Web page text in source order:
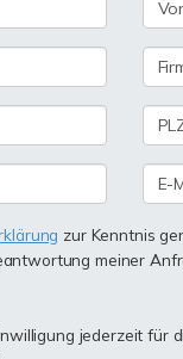
zur Kenntnis
meiner
jederzeit für